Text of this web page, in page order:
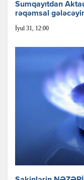
Sumqayıtdan
rəqəmsal
İyul 31, 12:00